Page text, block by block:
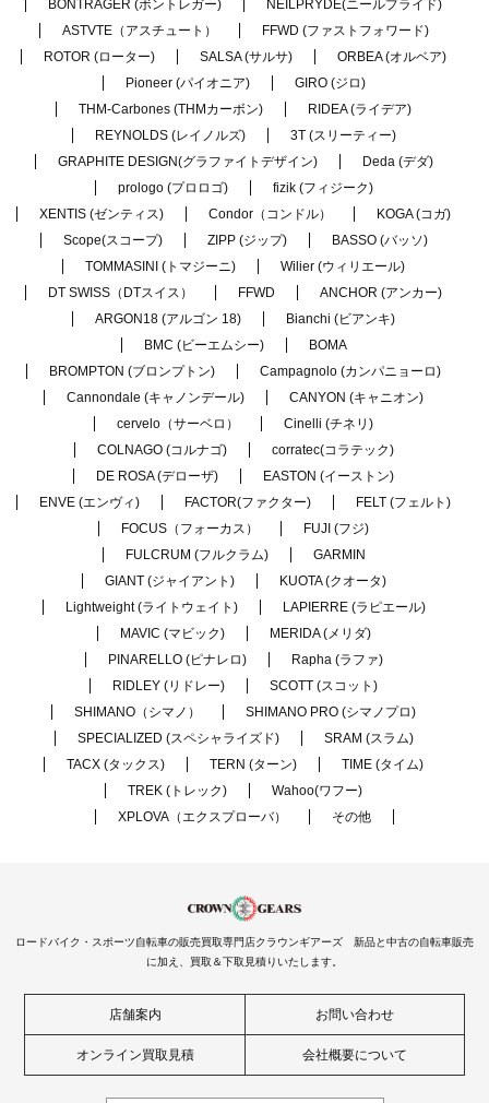
BONTRAGER (ボントレガー)
NEILPRYDE(ニールプライド)
ASTVTE（アスチュート）
FFWD (ファストフォワード)
ROTOR (ローター)
SALSA (サルサ)
ORBEA (オルベア)
Pioneer (パイオニア)
GIRO (ジロ)
THM-Carbones (THMカーボン)
RIDEA (ライデア)
REYNOLDS (レイノルズ)
3T (スリーティー)
GRAPHITE DESIGN(グラファイトデザイン)
Deda (デダ)
prologo (プロロゴ)
fizik (フィジーク)
XENTIS (ゼンティス)
Condor（コンドル）
KOGA (コガ)
Scope(スコープ)
ZIPP (ジップ)
BASSO (バッソ)
TOMMASINI (トマジーニ)
Wilier (ウィリエール)
DT SWISS（DTスイス）
FFWD
ANCHOR (アンカー)
ARGON18 (アルゴン 18)
Bianchi (ビアンキ)
BMC (ビーエムシー)
BOMA
BROMPTON (ブロンプトン)
Campagnolo (カンパニョーロ)
Cannondale (キャノンデール)
CANYON (キャニオン)
cervelo（サーベロ）
Cinelli (チネリ)
COLNAGO (コルナゴ)
corratec(コラテック)
DE ROSA (デローザ)
EASTON (イーストン)
ENVE (エンヴィ)
FACTOR(ファクター)
FELT (フェルト)
FOCUS（フォーカス）
FUJI (フジ)
FULCRUM (フルクラム)
GARMIN
GIANT (ジャイアント)
KUOTA (クオータ)
Lightweight (ライトウェイト)
LAPIERRE (ラピエール)
MAVIC (マビック)
MERIDA (メリダ)
PINARELLO (ピナレロ)
Rapha (ラファ)
RIDLEY (リドレー)
SCOTT (スコット)
SHIMANO（シマノ）
SHIMANO PRO (シマノプロ)
SPECIALIZED (スペシャライズド)
SRAM (スラム)
TACX (タックス)
TERN (ターン)
TIME (タイム)
TREK (トレック)
Wahoo(ワフー)
XPLOVA（エクスプローバ）
その他
ロードバイク・スポーツ自転車の販売買取専門店クラウンギアーズ 新品と中古の自転車販売
に加え、買取＆下取見積りいたします。
店舗案内 お問い合わせ
オンライン買取見積 会社概要について